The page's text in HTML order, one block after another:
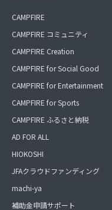
CAMPFIRE
CAMPFIRE コミュニティ
CAMPFIRE Creation
CAMPFIRE for Social Good
CAMPFIRE for Entertainment
CAMPFIRE for Sports
CAMPFIRE ふるさと納税
AD FOR ALL
HIOKOSHI
JFAクラウドファンディング
machi-ya
補助金申請サポート